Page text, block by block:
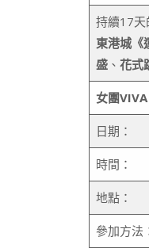
持續17天
東港城《
盛、 花式
女團VIVA
日期：
時間：
地點：
參加方法